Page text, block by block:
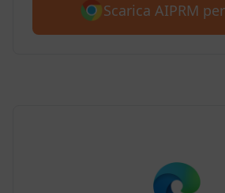
Scarica AIPRM